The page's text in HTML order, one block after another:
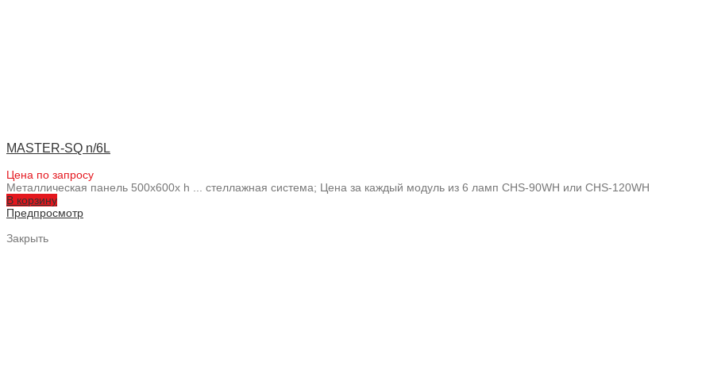
MASTER-SQ n/6L
Цена по запросу
Металлическая панель 500x600x h ... стеллажная система; Цена за каждый модуль из 6 ламп CHS-90WH или CHS-120WH
В корзину
Предпросмотр
Закрыть